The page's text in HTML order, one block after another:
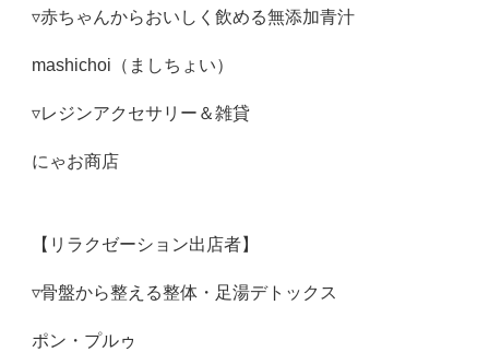
▿赤ちゃんからおいしく飲める無添加青汁
mashichoi（ましちょい）
▿レジンアクセサリー＆雑貸
にゃお商店
【リラクゼーション出店者】
▿骨盤から整える整体・足湯デトックス
ポン・プルゥ